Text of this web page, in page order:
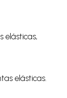
elásticas,
elásticas.